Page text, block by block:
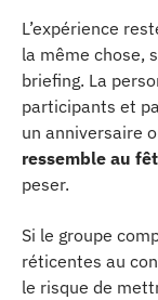
L’expérience
la même chose,
briefing. La
participants et
un anniversaire
ressemble au
peser.
Si le groupe
réticentes au
le risque de